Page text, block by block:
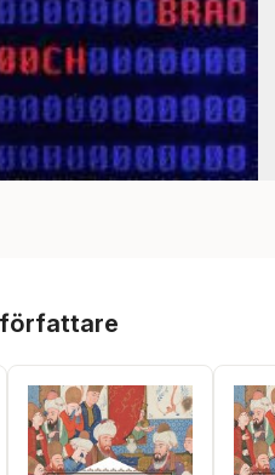
författare